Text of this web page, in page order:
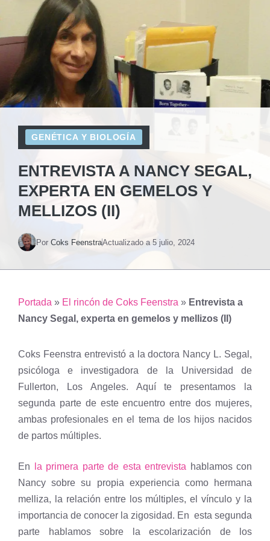
GENÉTICA Y BIOLOGÍA
ENTREVISTA A NANCY SEGAL,
EXPERTA EN GEMELOS Y
MELLIZOS (II)
Por Coks FeenstraActualizado a 5 julio, 2024
Portada » El rincón de Coks Feenstra » Entrevista a
Nancy Segal, experta en gemelos y mellizos (II)
Coks Feenstra entrevistó a la doctora Nancy L. Segal,
psicóloga e investigadora de la Universidad de
Fullerton, Los Angeles. Aquí te presentamos la
segunda parte de este encuentro entre dos mujeres,
ambas profesionales en el tema de los hijos nacidos
de partos múltiples.
En la primera parte de esta entrevista hablamos con
Nancy sobre su propia experiencia como hermana
melliza, la relación entre los múltiples, el vínculo y la
importancia de conocer la zigosidad. En esta segunda
parte hablamos sobre la escolarización de los